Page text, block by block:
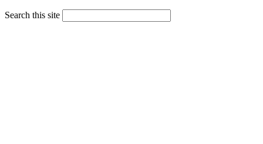
Search this site